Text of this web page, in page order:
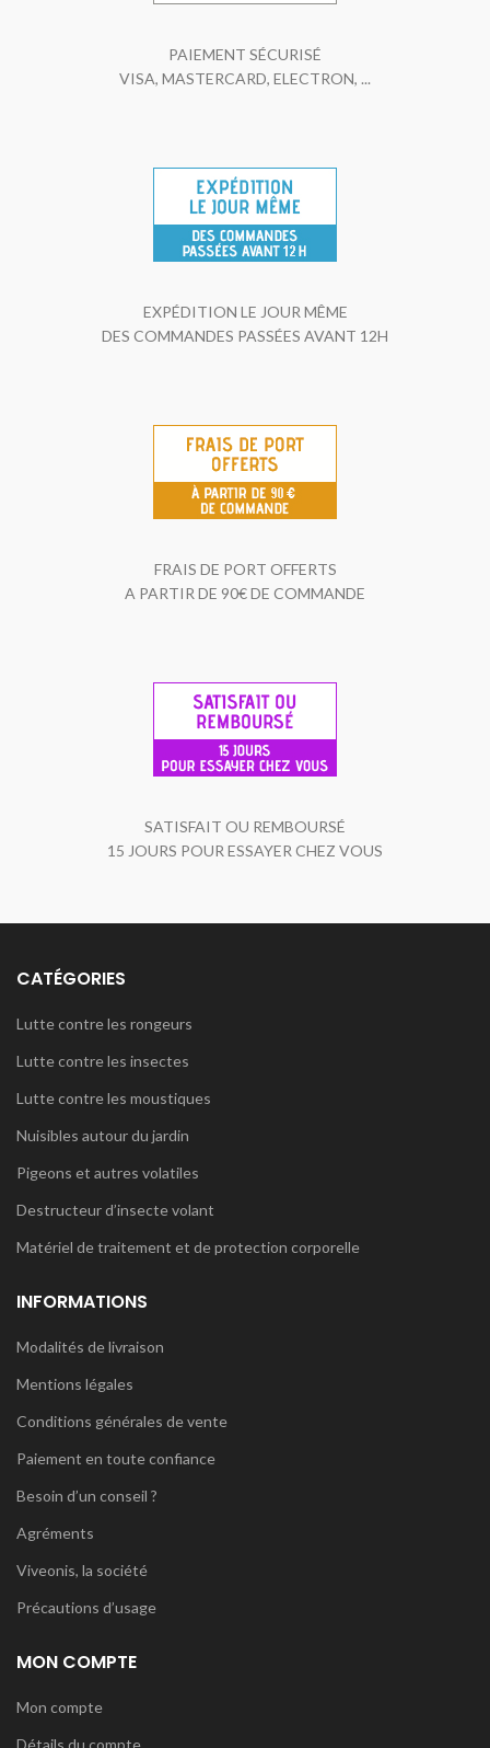
PAIEMENT SÉCURISÉ
VISA, MASTERCARD, ELECTRON, ...
EXPÉDITION LE JOUR MÊME
DES COMMANDES PASSÉES AVANT 12H
FRAIS DE PORT OFFERTS
A PARTIR DE 90€ DE COMMANDE
SATISFAIT OU REMBOURSÉ
15 JOURS POUR ESSAYER CHEZ VOUS
CATÉGORIES
Lutte contre les rongeurs
Lutte contre les insectes
Lutte contre les moustiques
Nuisibles autour du jardin
Pigeons et autres volatiles
Destructeur d’insecte volant
Matériel de traitement et de protection corporelle
INFORMATIONS
Modalités de livraison
Mentions légales
Conditions générales de vente
Paiement en toute confiance
Besoin d’un conseil ?
Agréments
Viveonis, la société
Précautions d’usage
MON COMPTE
Mon compte
Détails du compte